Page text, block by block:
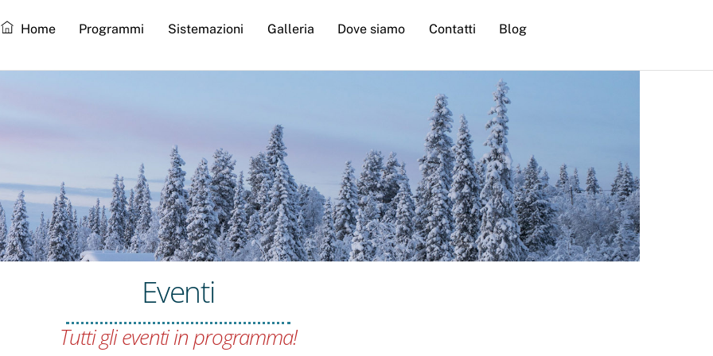
Home Programmi Sistemazioni Galleria Dove siamo Contatti Blog
Eventi
Tutti gli eventi in programma!